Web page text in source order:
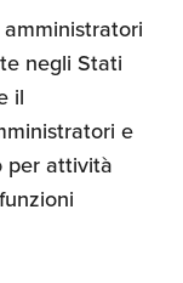
negli Stati
il
e
per attività